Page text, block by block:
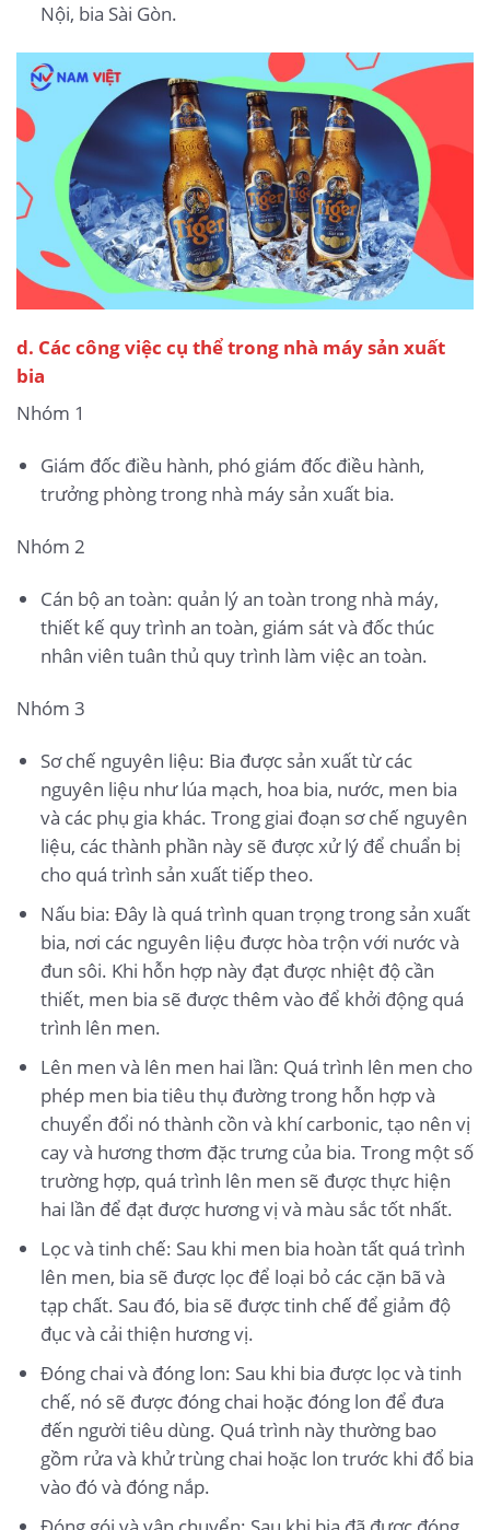
Nội, bia Sài Gòn.
d. Các công việc cụ thể trong nhà máy sản xuất
bia
Nhóm 1
Giám đốc điều hành, phó giám đốc điều hành,
trưởng phòng trong nhà máy sản xuất bia.
Nhóm 2
Cán bộ an toàn: quản lý an toàn trong nhà máy,
thiết kế quy trình an toàn, giám sát và đốc thúc
nhân viên tuân thủ quy trình làm việc an toàn.
Nhóm 3
Sơ chế nguyên liệu: Bia được sản xuất từ các
nguyên liệu như lúa mạch, hoa bia, nước, men bia
và các phụ gia khác. Trong giai đoạn sơ chế nguyên
liệu, các thành phần này sẽ được xử lý để chuẩn bị
cho quá trình sản xuất tiếp theo.
Nấu bia: Đây là quá trình quan trọng trong sản xuất
bia, nơi các nguyên liệu được hòa trộn với nước và
đun sôi. Khi hỗn hợp này đạt được nhiệt độ cần
thiết, men bia sẽ được thêm vào để khởi động quá
trình lên men.
Lên men và lên men hai lần: Quá trình lên men cho
phép men bia tiêu thụ đường trong hỗn hợp và
chuyển đổi nó thành cồn và khí carbonic, tạo nên vị
cay và hương thơm đặc trưng của bia. Trong một số
trường hợp, quá trình lên men sẽ được thực hiện
hai lần để đạt được hương vị và màu sắc tốt nhất.
Lọc và tinh chế: Sau khi men bia hoàn tất quá trình
lên men, bia sẽ được lọc để loại bỏ các cặn bã và
tạp chất. Sau đó, bia sẽ được tinh chế để giảm độ
đục và cải thiện hương vị.
Đóng chai và đóng lon: Sau khi bia được lọc và tinh
chế, nó sẽ được đóng chai hoặc đóng lon để đưa
đến người tiêu dùng. Quá trình này thường bao
gồm rửa và khử trùng chai hoặc lon trước khi đổ bia
vào đó và đóng nắp.